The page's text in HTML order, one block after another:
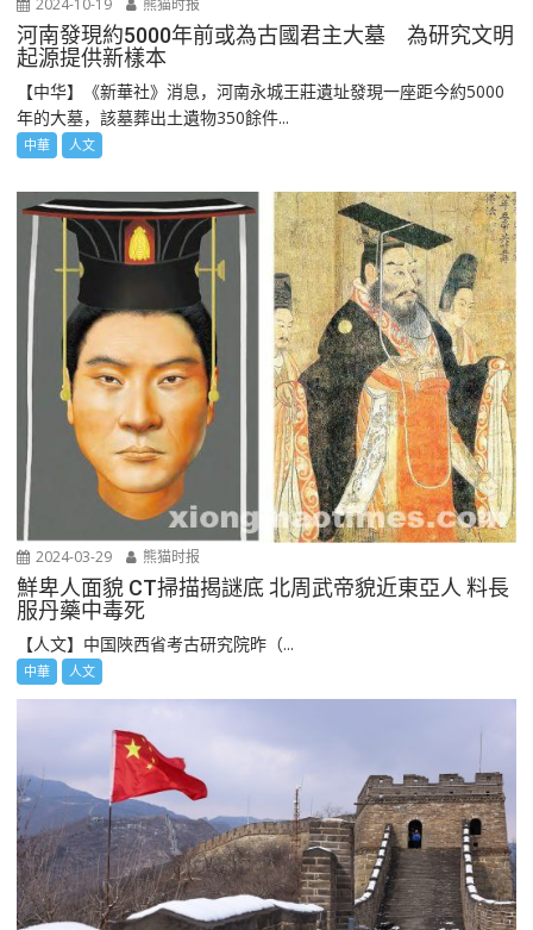
河南發現約5000年前或為古國君主大墓 為研究文明
起源提供新樣本
【中华】《新華社》消息，河南永城王莊遺址發現一座距今約5000
年的大墓，該墓葬出土遺物350餘件...
中華 人文
2024-03-29 熊猫时报
鮮卑人面貌 CT掃描揭謎底 北周武帝貌近東亞人 料長
服丹藥中毒死
【人文】中国陜西省考古研究院昨（...
中華 人文